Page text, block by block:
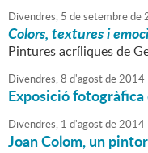
Divendres, 5 desetembrede
Colors, textures i
Pintures acríliques de
Divendres,8 d'agostde2014
Exposició
Divendres, 1 d'agostde2014
Joan Colom, un